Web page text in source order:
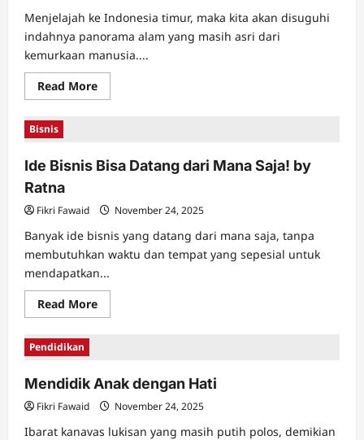
Menjelajah ke Indonesia timur, maka kita akan disuguhi
indahnya panorama alam yang masih asri dari
kemurkaan manusia....
Read MoreRead
more
Bisnis
Ide Bisnis Bisa Datang dari Mana Saja! by
Ratna
Fikri Fawaid November 24, 2025
Banyak ide bisnis yang datang dari mana saja, tanpa
membutuhkan waktu dan tempat yang sepesial untuk
mendapatkan...
Read MoreRead
more
dari
Mana
Saja!
Ratna
Pendidikan
Mendidik Anak dengan Hati
Fikri Fawaid November 24, 2025
Ibarat kanavas lukisan yang masih putih polos, demikian